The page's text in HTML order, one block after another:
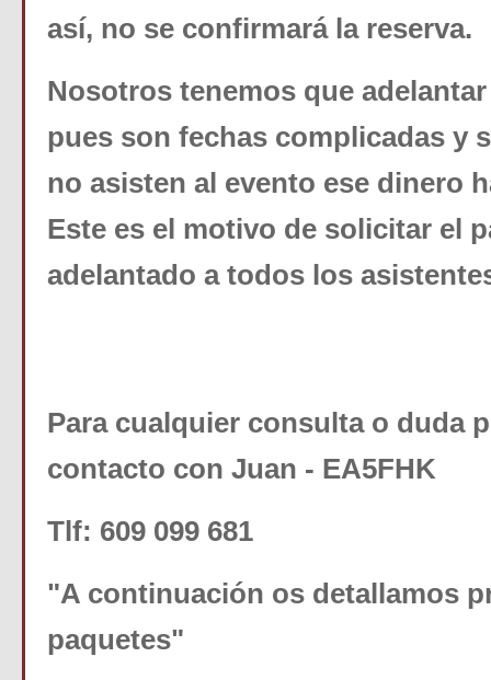
así, no se confirmará la reserva.
Nosotros tenemos que
pues son fechas complicadas y
no asisten al evento ese dinero
Este es el motivo de solicitar el
adelantado a todos los
Para cualquier consulta o duda
contacto con Juan - EA5FHK
Tlf: 609 099 681
"A continuación os detallamos
paquetes"